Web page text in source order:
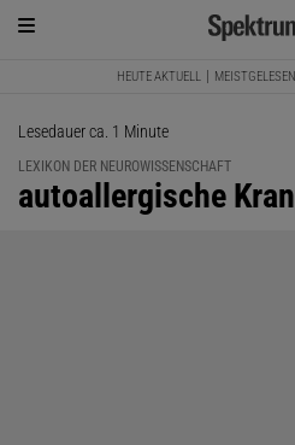
HEUTE AKTUELL MEISTGELESEN
Lesedauer ca. 1 Minute
LEXIKON DER NEUROWISSENSCHAFT
:
autoallergische